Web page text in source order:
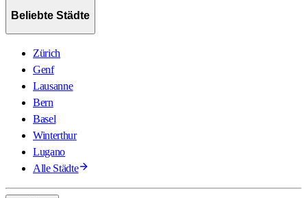
Beliebte Städte
Zürich
Genf
Lausanne
Bern
Basel
Winterthur
Lugano
Alle Städte